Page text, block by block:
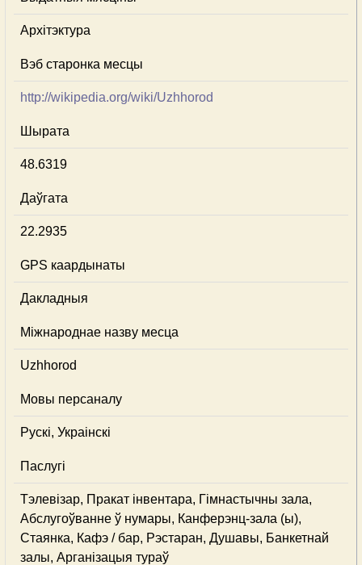
Архітэктура
Вэб старонка месцы
http://wikipedia.org/wiki/Uzhhorod
Шырата
48.6319
Даўгата
22.2935
GPS каардынаты
Дакладныя
Міжнароднае назву месца
Uzhhorod
Мовы персаналу
Рускі, Украінскі
Паслугі
Тэлевізар, Пракат інвентара, Гімнастычны зала,
Абслугоўванне ў нумары, Канферэнц-зала (ы),
Стаянка, Кафэ / бар, Рэстаран, Душавы, Банкетнай
залы, Арганізацыя тураў